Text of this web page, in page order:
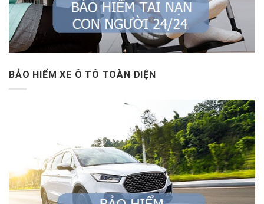
BẢO HIỂM XE Ô TÔ TOÀN DIỆN